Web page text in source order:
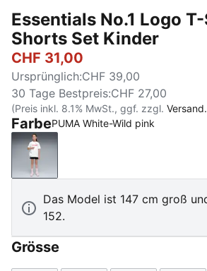
Essentials No.1 Logo
Shorts Set Kinder
CHF 31,00
Ursprünglich:CHF 39,00
30 Tage Bestpreis:CHF 27,00
(Preis inkl. 8.1% MwSt., ggf. zzgl. Versand.
FarbePUMA White-Wild pink
PUMA White-Wild pink
Das Model ist 147 cm groß
152.
Grösse